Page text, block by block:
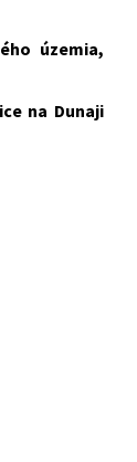
územia,
na Dunaji